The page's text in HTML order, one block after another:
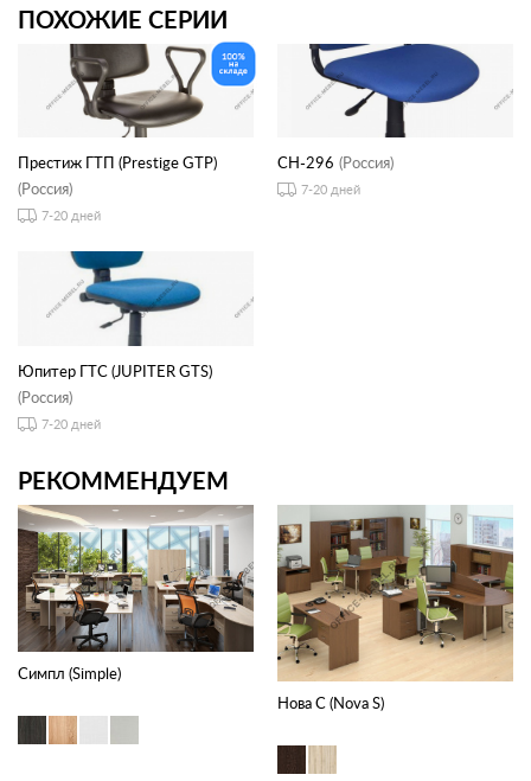
ПОХОЖИЕ СЕРИИ
Престиж ГТП (Prestige GTP)
(Россия)
7-20 дней
CH-296 (Россия)
7-20 дней
Юпитер ГТС (JUPITER GTS)
(Россия)
7-20 дней
РЕКОММЕНДУЕМ
Симпл (Simple)
Нова С (Nova S)